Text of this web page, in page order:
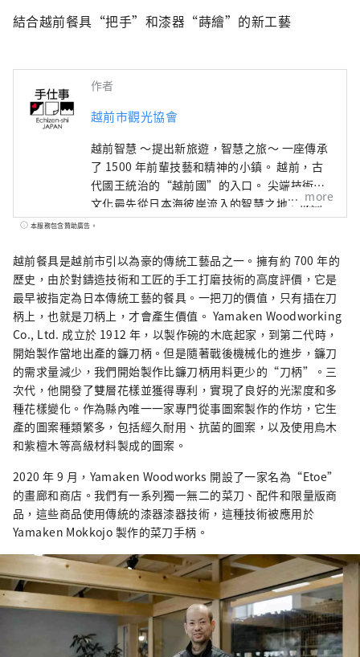
結合越前餐具“把手”和漆器“蒔繪”的新工藝
作者
越前市觀光協會
越前智慧 ～提出新旅遊，智慧之旅～ 一座傳承
了 1500 年前輩技藝和精神的小鎮。 越前，古
代國王統治的“越前國”的入口。 尖端技術和
文化最先從日本海彼岸流入的智慧之地，成為
日本深厚製造的發源地。 在與這片土地的自然
中，還活著著人類想要帶給下一個1000年的普
世智慧。 此時此地，跨越國界、跨越時空的交
流孕育著未來。 尋找光的新探索。 歡迎來到越
前。
more
本服務包含贊助廣告。
越前餐具是越前市引以為豪的傳統工藝品之一。擁有約 700 年的
歷史，由於對鑄造技術和工匠的手工打磨技術的高度評價，它是
最早被指定為日本傳統工藝的餐具。一把刀的價值，只有插在刀
柄上，也就是刀柄上，才會產生價值。 Yamaken Woodworking
Co., Ltd. 成立於 1912 年，以製作碗的木底起家，到第二代時，
開始製作當地出產的鐮刀柄。但是隨著戰後機械化的進步，鐮刀
的需求量減少，我們開始製作比鐮刀柄用料更少的“刀柄”。三
次代，他開發了雙層花樣並獲得專利，實現了良好的光潔度和多
種花樣變化。作為縣內唯一一家專門從事圖案製作的作坊，它生
產的圖案種類繁多，包括經久耐用、抗菌的圖案，以及使用烏木
和紫檀木等高級材料製成的圖案。
2020 年 9 月，Yamaken Woodworks 開設了一家名為“Etoe”
的畫廊和商店。我們有一系列獨一無二的菜刀、配件和限量版商
品，這些商品使用傳統的漆器漆器技術，這種技術被應用於
Yamaken Mokkojo 製作的菜刀手柄。